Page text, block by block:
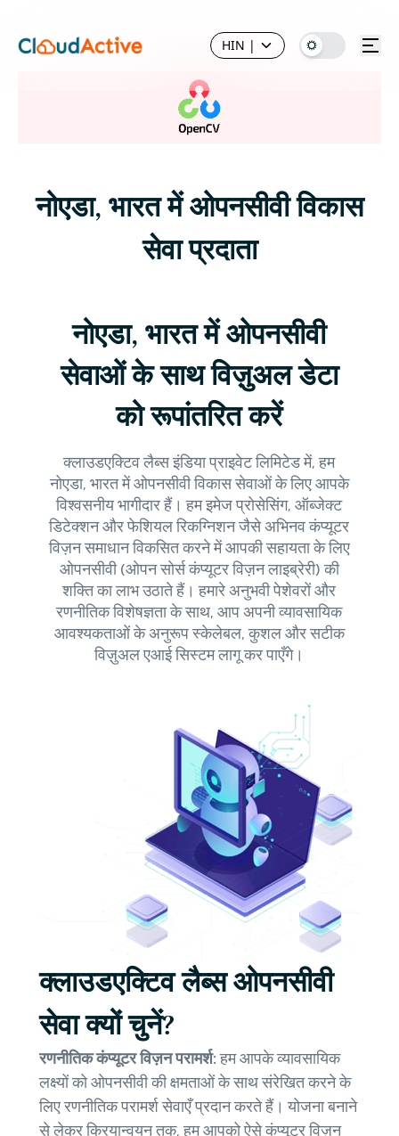
HIN |
नोएडा, भारत में ओपनसीवी विकास
सेवा प्रदाता
नोएडा, भारत में ओपनसीवी
सेवाओं के साथ विज़ुअल डेटा
को रूपांतरित करें
क्लाउडएक्टिव लैब्स इंडिया प्राइवेट लिमिटेड में, हम
नोएडा, भारत में ओपनसीवी विकास सेवाओं के लिए आपके
विश्वसनीय भागीदार हैं। हम इमेज प्रोसेसिंग, ऑब्जेक्ट
डिटेक्शन और फेशियल रिकग्निशन जैसे अभिनव कंप्यूटर
विज़न समाधान विकसित करने में आपकी सहायता के लिए
ओपनसीवी (ओपन सोर्स कंप्यूटर विज़न लाइब्रेरी) की
शक्ति का लाभ उठाते हैं। हमारे अनुभवी पेशेवरों और
रणनीतिक विशेषज्ञता के साथ, आप अपनी व्यावसायिक
आवश्यकताओं के अनुरूप स्केलेबल, कुशल और सटीक
विज़ुअल एआई सिस्टम लागू कर पाएँगे।
क्लाउडएक्टिव लैब्स ओपनसीवी
सेवा क्यों चुनें?
रणनीतिक कंप्यूटर विज़न परामर्श:हम आपके व्यावसायिक
लक्ष्यों को ओपनसीवी की क्षमताओं के साथ संरेखित करने के
लिए रणनीतिक परामर्श सेवाएँ प्रदान करते हैं। योजना बनाने
से लेकर क्रियान्वयन तक, हम आपको ऐसे कंप्यूटर विज़न